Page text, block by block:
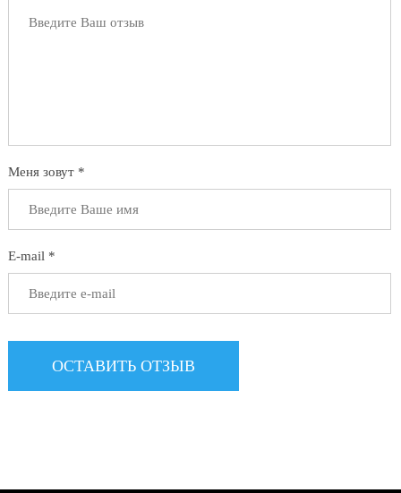
Меня зовут *
E-mail *